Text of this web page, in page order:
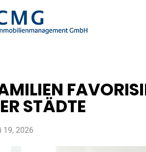
STÄDTE
19, 2026